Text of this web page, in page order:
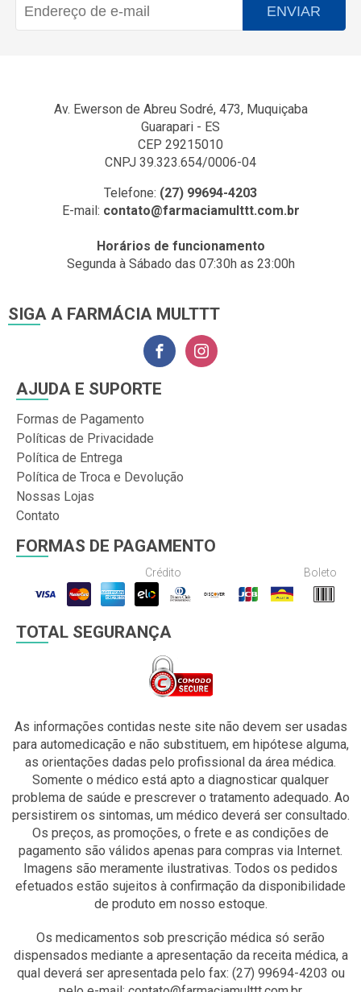
ENVIAR
Av. Ewerson de Abreu Sodré, 473, Muquiçaba
Guarapari - ES
CEP 29215010
CNPJ 39.323.654/0006-04
Telefone: (27) 99694-4203
E-mail: contato@farmaciamulttt.com.br
Horários de funcionamento
Segunda à Sábado das 07:30h as 23:00h
SIGA A FARMÁCIA MULTTT
AJUDA E SUPORTE
Formas de Pagamento
Políticas de Privacidade
Política de Entrega
Política de Troca e Devolução
Nossas Lojas
Contato
FORMAS DE PAGAMENTO
Crédito Boleto
TOTAL SEGURANÇA
As informações contidas neste site não devem ser usadas
para automedicação e não substituem, em hipótese alguma,
as orientações dadas pelo profissional da área médica.
Somente o médico está apto a diagnosticar qualquer
problema de saúde e prescrever o tratamento adequado. Ao
persistirem os sintomas, um médico deverá ser consultado.
Os preços, as promoções, o frete e as condições de
pagamento são válidos apenas para compras via Internet.
Imagens são meramente ilustrativas. Todos os pedidos
efetuados estão sujeitos à confirmação da disponibilidade
de produto em nosso estoque.
Os medicamentos sob prescrição médica só serão
dispensados mediante a apresentação da receita médica, a
qual deverá ser apresentada pelo fax: (27) 99694-4203 ou